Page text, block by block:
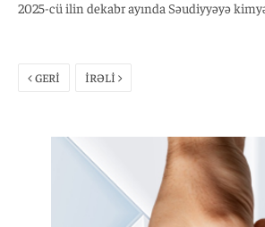
2025-cü ilin dekabr ayında Səudiyyəyə
dekabr aylarında Türkiyənin kimyəvi
GERİ İRƏLİ